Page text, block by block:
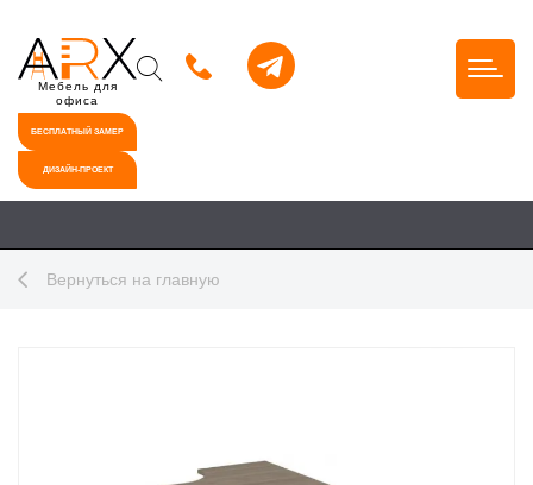
Мебель для
офиса
БЕСПЛАТНЫЙ ЗАМЕР
ДИЗАЙН-ПРОЕКТ
Вернуться на главную